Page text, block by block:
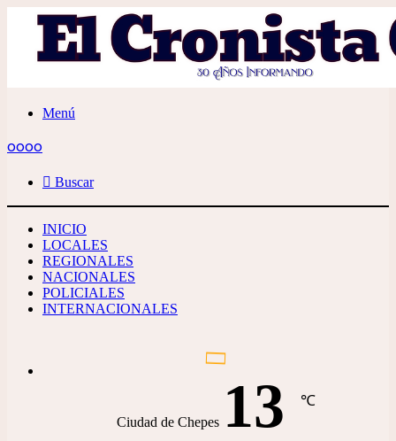
Menú
oooo
Buscar
INICIO
LOCALES
REGIONALES
NACIONALES
POLICIALES
INTERNACIONALES
Ciudad de Chepes 13 ℃